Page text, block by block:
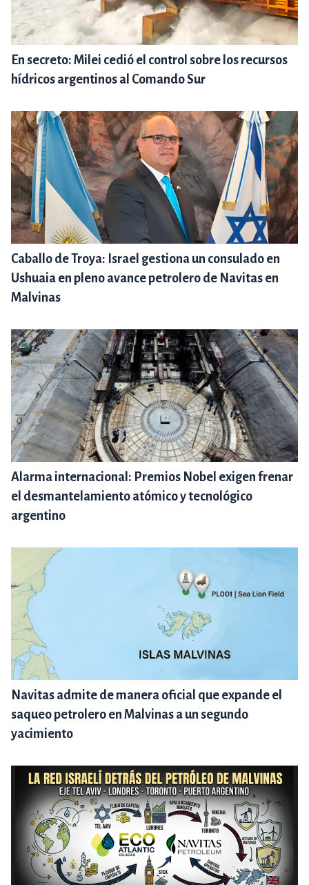
En secreto: Milei cedió el control sobre los recursos
hídricos argentinos al Comando Sur
Caballo de Troya: Israel gestiona un consulado en
Ushuaia en pleno avance petrolero de Navitas en
Malvinas
Alarma internacional: Premios Nobel exigen frenar
el desmantelamiento atómico y tecnológico
argentino
Navitas admite de manera oficial que expande el
saqueo petrolero en Malvinas a un segundo
yacimiento